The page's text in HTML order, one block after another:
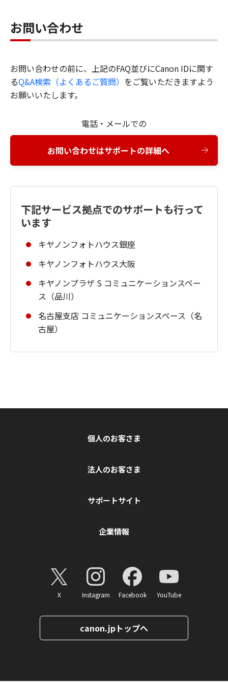
お問い合わせ
お問い合わせの前に、上記のFAQ並びにCanon IDに関す
るQ&A検索（よくあるご質問） をご覧いただきますよう
お願いいたします。
電話・メールでの
お問い合わせはサポートの詳細へ
下記サービス拠点でのサポートも行って
います
キヤノンフォトハウス銀座
キヤノンフォトハウス大阪
キヤノンプラザ S コミュニケーションスペー
ス（品川）
名古屋支店 コミュニケーションスペース（名
古屋）
個人のお客さま
法人のお客さま
サポートサイト
企業情報
X Instagram Facebook YouTube
canon.jpトップへ